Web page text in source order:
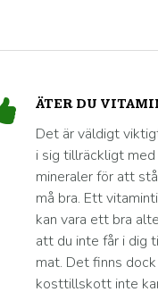
ÄTER DU
Det är väldigt
i sig tillräckligt
mineraler för att
må bra. Ett
kan vara ett bra
att du inte får i dig
mat. Det finns
kosttillskott inte